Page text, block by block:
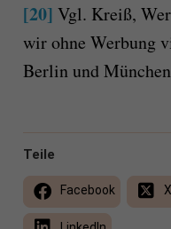
[20] Vgl. Kreiß,
wir ohne Werbung
Berlin und
Teile
Facebook X